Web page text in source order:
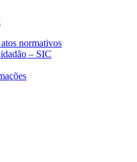
normativos
– SIC